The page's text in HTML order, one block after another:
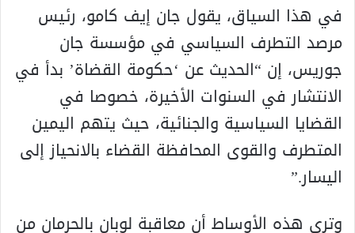
في هذا السياق، يقول جان إيف كامو، رئيس
مرصد التطرف السياسي في مؤسسة جان
جوريس، إن “الحديث عن ‘حكومة القضاة’ بدأ في
الانتشار في السنوات الأخيرة، خصوصا في
القضايا السياسية والجنائية، حيث يتهم اليمين
المتطرف والقوى المحافظة القضاء بالانحياز إلى
اليسار.”
وترى هذه الأوساط أن معاقبة لوبان بالحرمان من